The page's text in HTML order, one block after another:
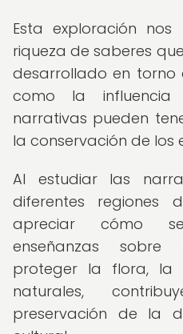
Esta exploración
riqueza de saberes
desarrollado en torno
como la
narrativas pueden
la conservación de los
Al estudiar las
diferentes regiones
apreciar cómo
enseñanzas
proteger la flora, la
naturales,
preservación de la